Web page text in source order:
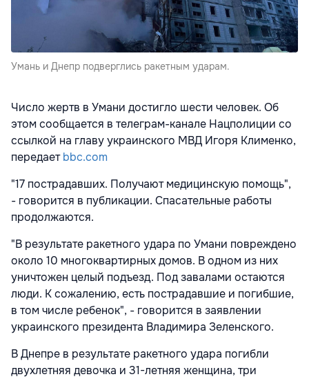
Умань и Днепр подверглись ракетным ударам.
Число жертв в Умани достигло шести человек. Об
этом сообщается в телеграм-канале Нацполиции со
ссылкой на главу украинского МВД Игоря Клименко,
передаетbbc.com
"17 пострадавших. Получают медицинскую помощь",
- говорится в публикации. Спасательные работы
продолжаются.
"В результате ракетного удара по Умани повреждено
около 10 многоквартирных домов. В одном из них
уничтожен целый подъезд. Под завалами остаются
люди. К сожалению, есть пострадавшие и погибшие,
в том числе ребенок", - говорится в заявлении
украинского президента Владимира Зеленского.
В Днепре в результате ракетного удара погибли
двухлетняя девочка и 31-летняя женщина, три